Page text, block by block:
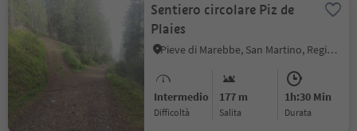
Sentiero circolare Piz de
Plaies
Pieve di Marebbe, San Martino, Regione dolomitica Plan de Corones
Intermedio
Difficoltà
177 m
Salita
1h:30 Min
durata